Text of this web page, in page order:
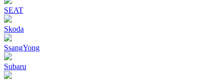
SEAT
Skoda
SsangYong
Subaru